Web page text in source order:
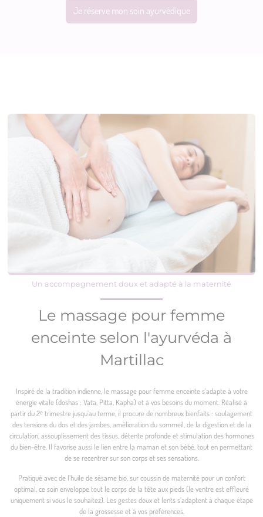
Je réserve mon soin ayurvédique
Un accompagnement doux et adapté à la maternité
Le massage pour femme
enceinte selon l'ayurvéda à
Martillac
Inspiré de la tradition indienne, le massage pour femme enceinte s’adapte à votre
énergie vitale (doshas : Vata, Pitta, Kapha) et à vos besoins du moment. Réalisé à
partir du 2ᵉ trimestre jusqu’au terme, il procure de nombreux bienfaits : soulagement
des tensions du dos et des jambes, amélioration du sommeil, de la digestion et de la
circulation, assouplissement des tissus, détente profonde et stimulation des hormones
du bien-être. Il favorise aussi le lien entre la maman et son bébé, tout en permettant
de se recentrer sur son corps et ses sensations.
Pratiqué avec de l’huile de sésame bio, sur coussin de maternité pour un confort
optimal, ce soin enveloppe tout le corps de la tête aux pieds (le ventre est effleuré
uniquement si vous le souhaitez). Les gestes doux et lents s’adaptent à chaque étape
de la grossesse et à vos préférences.